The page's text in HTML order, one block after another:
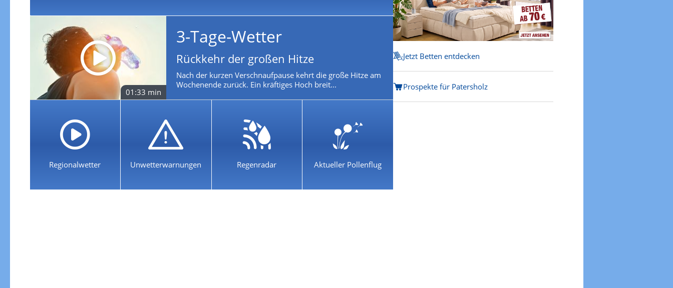
01:33 min
3-Tage-Wetter
Rückkehr der großen Hitze
Nach der kurzen Verschnaufpause kehrt die große Hitze am
Wochenende zurück. Ein kräftiges Hoch breit...
Regionalwetter Unwetterwarnungen Regenradar Aktueller Pollenflug
Jetzt Betten entdecken
Prospekte für Patersholz